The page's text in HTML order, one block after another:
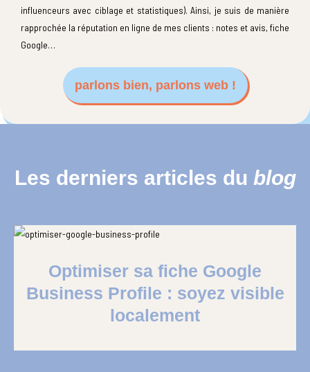
influenceurs avec ciblage et statistiques). Ainsi, je suis de manière
rapprochée la réputation en ligne de mes clients : notes et avis, fiche
Google…
parlons bien, parlons web !
Les derniers articles du blog
Optimiser sa fiche Google
Business Profile : soyez visible
localement